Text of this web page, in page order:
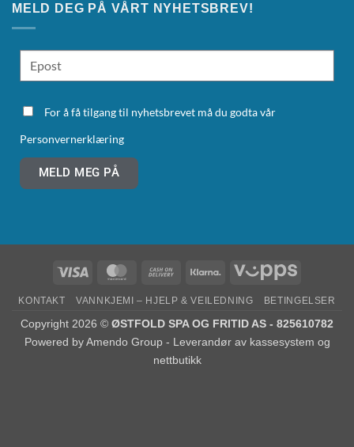
MELD DEG PÅ VÅRT NYHETSBREV!
For å få tilgang til nyhetsbrevet må du godta vår
Personvernerklæring
MELD MEG PÅ
KONTAKT VANNKJEMI – HJELP & VEILEDNING BETINGELSER
Copyright 2026 © ØSTFOLD SPA OG FRITID AS - 825610782
Powered byAmendo Group - Leverandør av kassesystem og
nettbutikk